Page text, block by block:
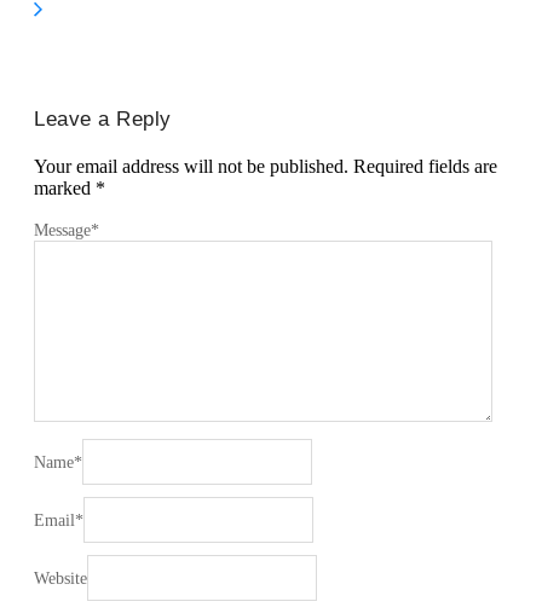
Leave a Reply
Your email address will not be published. Required fields are
marked *
Message*
Name*
Email*
Website